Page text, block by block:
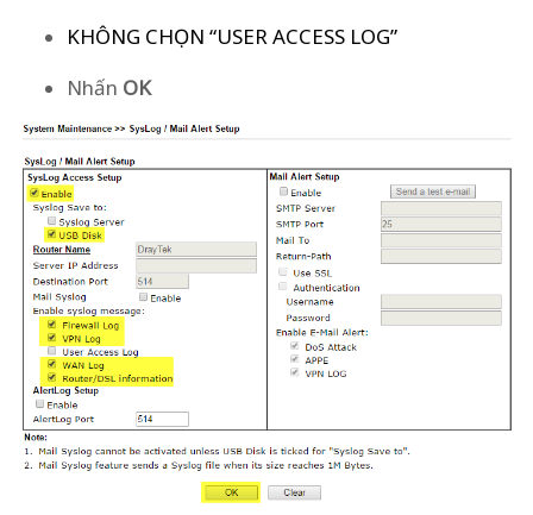
KHÔNG CHỌN “USER ACCESS LOG”
Nhấn OK